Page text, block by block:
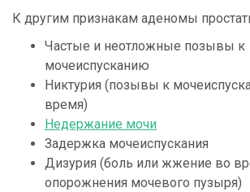
К другим признакам аденомы
Частые и неотложные позывы к
мочеиспусканию
Никтурия (позывы к
время)
Недержание мочи
Задержка мочеиспускания
Дизурия (боль или жжение во
опорожнения мочевого пузыря)